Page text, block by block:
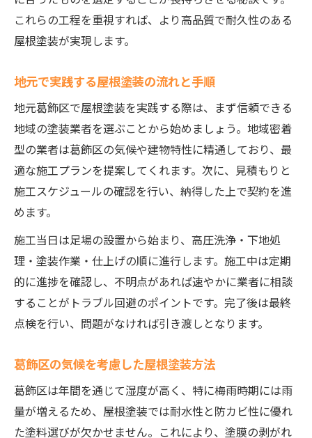
これらの工程を重視すれば、より高品質で耐久性のある
屋根塗装が実現します。
地元で実践する屋根塗装の流れと手順
地元葛飾区で屋根塗装を実践する際は、まず信頼できる
地域の塗装業者を選ぶことから始めましょう。地域密着
型の業者は葛飾区の気候や建物特性に精通しており、最
適な施工プランを提案してくれます。次に、見積もりと
施工スケジュールの確認を行い、納得した上で契約を進
めます。
施工当日は足場の設置から始まり、高圧洗浄・下地処
理・塗装作業・仕上げの順に進行します。施工中は定期
的に進捗を確認し、不明点があれば速やかに業者に相談
することがトラブル回避のポイントです。完了後は最終
点検を行い、問題がなければ引き渡しとなります。
葛飾区の気候を考慮した屋根塗装方法
葛飾区は年間を通じて湿度が高く、特に梅雨時期には雨
量が増えるため、屋根塗装では耐水性と防カビ性に優れ
た塗料選びが欠かせません。これにより、塗膜の剥がれ